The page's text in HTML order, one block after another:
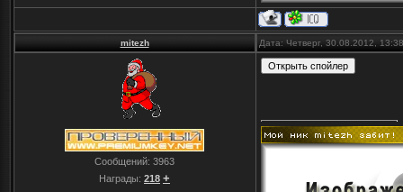
mitezh Дата: Четверг, 30.08.2012,
Сообщений: 3963
Награды: 218 +